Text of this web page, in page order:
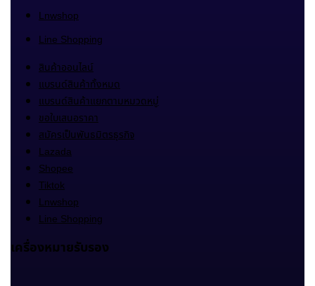
Lnwshop
Line Shopping
สินค้าออนไลน์
แบรนด์สินค้าทั้งหมด
แบรนด์สินค้าแยกตามหมวดหมู่
ขอใบเสนอราคา
สมัครเป็นพันธมิตรธุรกิจ
Lazada
Shopee
Tiktok
Lnwshop
Line Shopping
เครื่องหมายรับรอง